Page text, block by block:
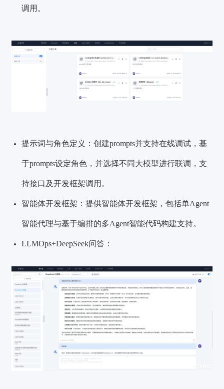
调用。
提示词与角色定义：创建prompts并支持在线调试，基
于prompts设定角色，并选择不同大模型进行联调，支
持接口及开发框架调用。
智能体开发框架：提供智能体开发框架，包括单Agent
智能代理与基于编排的多Agent智能代码构建支持。
LLMOps+DeepSeek问答：